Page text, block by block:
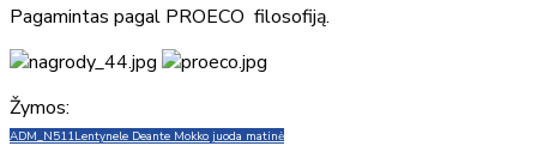
Pagamintas pagal PROECO filosofiją.
Žymos:
ADM_N511Lentynele Deante Mokko juoda matinė